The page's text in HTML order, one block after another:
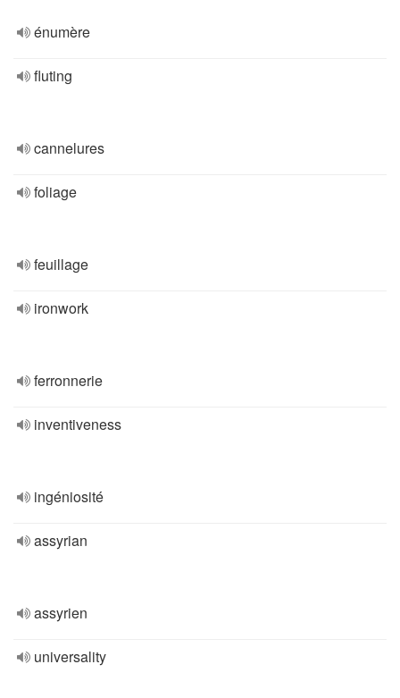
énumère
fluting
cannelures
foliage
feuillage
ironwork
ferronnerie
inventiveness
ingéniosité
assyrian
assyrien
universality